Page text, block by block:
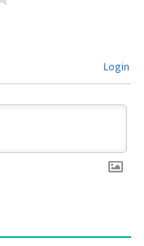
Login